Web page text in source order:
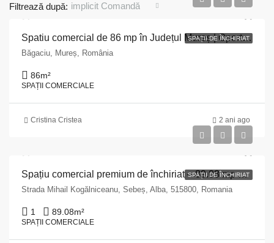
Filtrează după: implicit Comandă
SPAȚII DE ÎNCHIRIAT
Spatiu comercial de 86 mp în Județul Mureș | Oportunitate perfectă pentru afacerea ta
Băgaciu, Mureș, România
86m²
SPAȚII COMERCIALE
Cristina Cristea 2 ani ago
SPAȚII DE ÎNCHIRIAT
Spațiu comercial premium de închiriat – 89.08 mp – Str. Mihail Kogălniceanu Nr. 146, Sebeș
Strada Mihail Kogălniceanu, Sebeș, Alba, 515800, Romania
1 89.08m²
SPAȚII COMERCIALE